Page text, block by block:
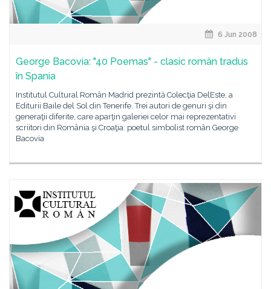
6 Jun 2008
George Bacovia: "40 Poemas" - clasic român tradus
în Spania
Institutul Cultural Român Madrid prezintă Colecţia DelEste, a
Editurii Baile del Sol din Tenerife. Trei autori de genuri şi din
generaţii diferite, care aparţin galeriei celor mai reprezentativi
scriitori din România şi Croaţia: poetul simbolist român George
Bacovia